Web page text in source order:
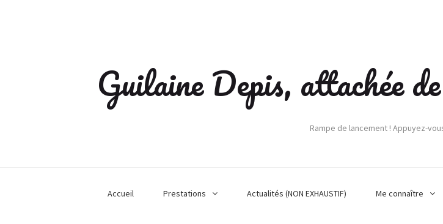
Guilaine Depis, attachée
Rampe de lancement ! Appuyez-
Accueil Prestations Actualités (NON EXHAUSTIF) Me connaître